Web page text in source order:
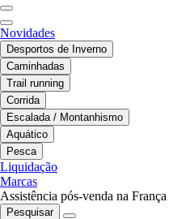
Novidades
Desportos de Inverno
Caminhadas
Trail running
Corrida
Escalada / Montanhismo
Aquático
Pesca
Liquidação
Marcas
Assistência pós-venda na França
Pesquisar